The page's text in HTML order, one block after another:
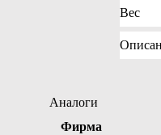
Вес
Аналоги
Фирма